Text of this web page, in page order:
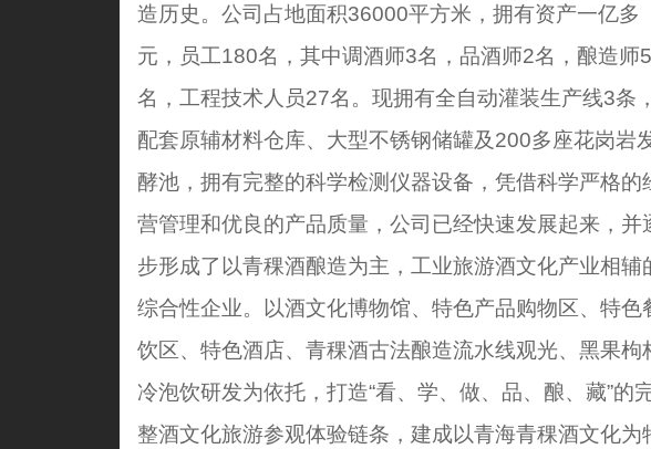
造历史。公司占地面积36000平方米，拥有资产一亿多
元，员工180名，其中调酒师3名，品酒师2名，酿造师5
名，工程技术人员27名。现拥有全自动灌装生产线3条
配套原辅材料仓库、大型不锈钢储罐及200多座花岗岩
酵池，拥有完整的科学检测仪器设备，凭借科学严格的
营管理和优良的产品质量，公司已经快速发展起来，并
步形成了以青稞酒酿造为主，工业旅游酒文化产业相辅
综合性企业。以酒文化博物馆、特色产品购物区、特色
饮区、特色酒店、青稞酒古法酿造流水线观光、黑果枸
冷泡饮研发为依托，打造“看、学、做、品、酿、藏”的
整酒文化旅游参观体验链条，建成以青海青稞酒文化为